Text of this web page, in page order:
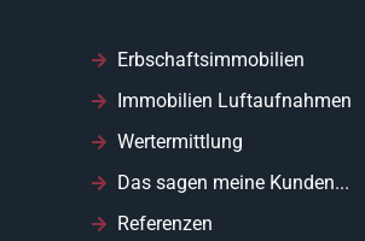
Erbschaftsimmobilien
Immobilien Luftaufnahmen
Wertermittlung
Das sagen meine Kunden...
Referenzen